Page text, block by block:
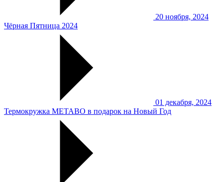
20 ноября, 2024
Чёрная Пятница 2024
01 декабря, 2024
Термокружка METABO в подарок на Новый Год